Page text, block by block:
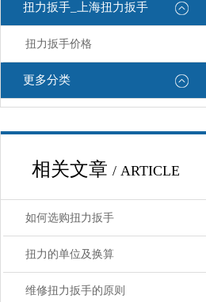
扭力扳手_上海扭力扳手
扭力扳手价格
更多分类
相关文章 / ARTICLE
如何选购扭力扳手
扭力的单位及换算
维修扭力扳手的原则